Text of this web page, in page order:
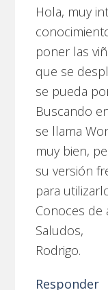
Hola, muy
poner las
que se
se pueda
Buscando
se llama
muy bien,
su versión
para
Conoces de
Saludos,
Rodrigo.
Responder